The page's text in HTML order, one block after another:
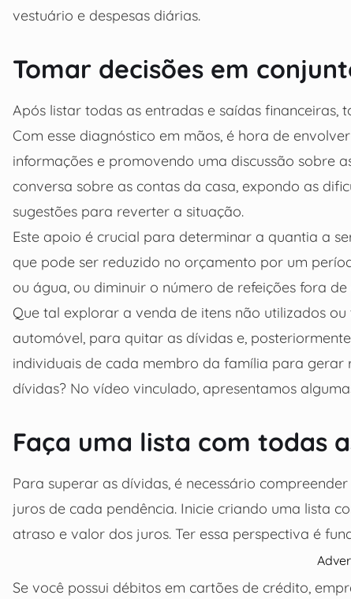
vestuário e despesas diárias.
Tomar decisões em
Após listar todas as entradas e saídas
Com esse diagnóstico em mãos, é hora de
informações e promovendo uma discussão sobre
conversa sobre as contas da casa, expondo as
sugestões para reverter a situação.
Este apoio é crucial para determinar a quantia a
que pode ser reduzido no orçamento por um
ou água, ou diminuir o número de refeições fora
Que tal explorar a venda de itens não utilizados
automóvel, para quitar as dívidas e,
individuais de cada membro da família para
dívidas? No vídeo vinculado, apresentamos
Faça uma lista com todas
Para superar as dívidas, é necessário
juros de cada pendência. Inicie criando uma lista
atraso e valor dos juros. Ter essa perspectiva é
Se você possui débitos em cartões de crédito,